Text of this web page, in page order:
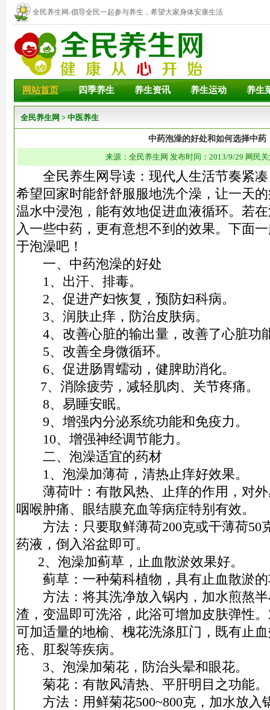
全民养生网-倡导全民一起参与养生，希望大家身体安康生活
幸福！
网站首页 四季养生 养生资讯 养生运动 养生
全民养生网 > 中医养生
中药泡澡的好处和如何选择中药
来源：全民养生网 发布时间：2013/9/29 网民
全民养生网导读：现代人生活节奏紧凑
希望回家时能舒舒服服地洗个澡，让一天
温水中浸泡，能有效地促进血液循环。若
入一些中药，更有意想不到的效果。下面
于泡澡吧！
一、中药泡澡的好处
1、出汗、排毒。
2、促进产妇恢复，预防妇科病。
3、润肤止痒，防治皮肤病。
4、改善心脏的输出量，改善了心脏功
5、改善全身微循环。
6、促进肠胃蠕动，健脾助消化。
7、消除疲劳，减轻肌肉、关节疼痛。
8、易睡安眠。
9、增强内分泌系统功能和免疫力。
10、增强神经调节能力。
二、泡澡适宜的药材
1、泡澡加薄荷，清热止痒好效果。
薄荷叶：有散风热、止痒的作用，对外
咽喉肿痛、眼结膜充血等病症特别有效。
方法：只要取鲜薄荷200克或干薄荷50
药液，倒入浴盆即可。
2、泡澡加蓟草，止血散淤效果好。
蓟草：一种菊科植物，具有止血散淤的
方法：将其洗净放入锅内，加水煎熬半
渣，变温即可洗浴，此浴可增加皮肤弹性
可加适量的地榆、槐花洗涤肛门，既有止
疮、肛裂等疾病。
3、泡澡加菊花，防治头晕和眼花。
菊花：有散风清热、平肝明目之功能。
方法：用鲜菊花500~800克，加水放入